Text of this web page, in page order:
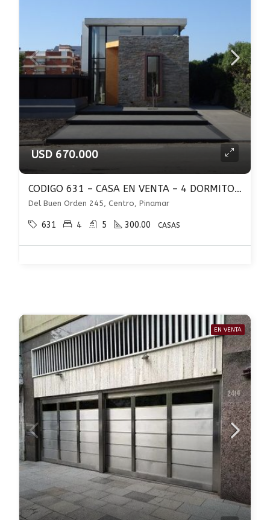
USD 670.000
CODIGO 631 – CASA EN VENTA – 4 DORMITORIOS EN SUITE – PILETA – CENTRO PINAMAR
Del Buen Orden 245, Centro, Pinamar
631 4 5 300.00 CASAS
EN VENTA